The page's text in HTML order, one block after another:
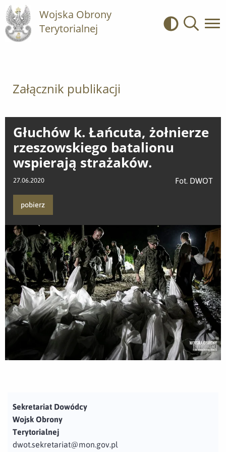
Wojska Obrony
Terytorialnej
Kontrast
Załącznik publikacji
Głuchów k. Łańcuta, żołnierze
rzeszowskiego batalionu
wspierają strażaków.
27.06.2020 Fot. DWOT
pobierz
Sekretariat Dowódcy
Wojsk Obrony
Terytorialnej
dwot.sekretariat@mon.gov.pl